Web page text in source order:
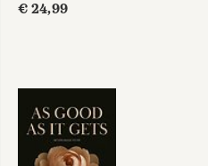
€ 24,99